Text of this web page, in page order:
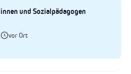
und Sozialpädagogen
vor Ort